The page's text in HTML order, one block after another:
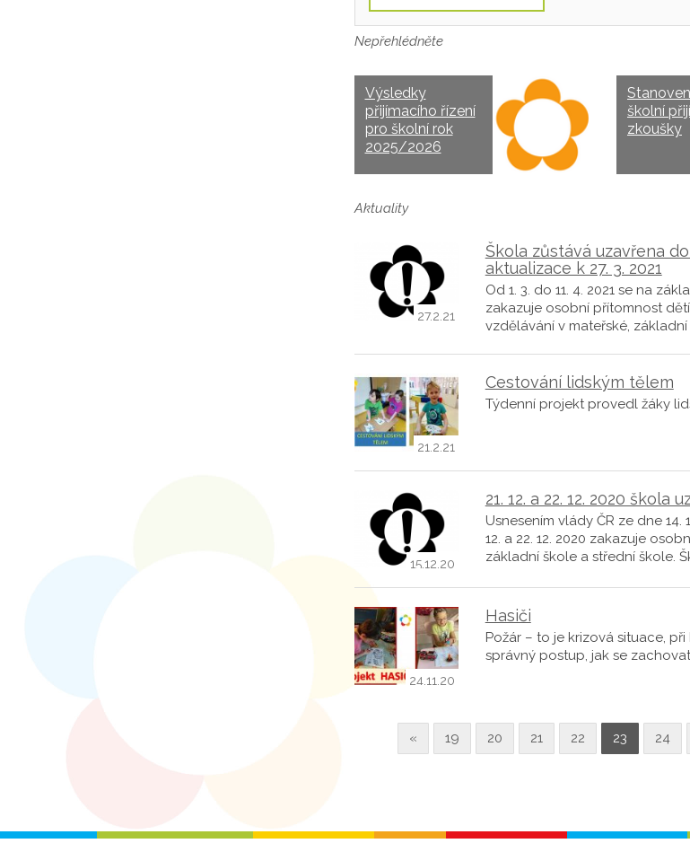
Nepřehlédněte
Výsledky
přijímacího řízení
pro školní rok
2025/2026
školní
zkoušky
Aktuality
27.2.21
Škola zůstává uzavřena do
aktualizace k 27. 3. 2021
Od 1. 3. do 11. 4. 2021 se na
zakazuje osobní přítomnost
vzdělávání v mateřské, základní
21.2.21
Cestování lidským tělem
Týdenní projekt provedl žáky
15.12.20
21. 12. a 22. 12. 2020 škola
Usnesením vlády ČR ze dne 14.
12. a 22. 12. 2020 zakazuje
základní škole a střední škole.
24.11.20
Hasiči
Požár – to je krizová situace,
správný postup, jak se
« 19 20 21 22 23 24